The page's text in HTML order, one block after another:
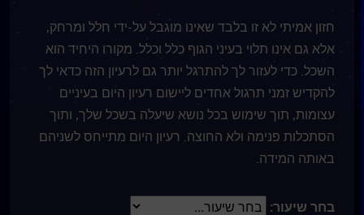
חזון אמיתי לא זו בלבד שאינו מוגבל על-ידי חלל ומרחק,
אלא גם אינו תלוי בעיני הגוף כלל וכלל. מקורו היחיד הוא
השכל. כדי לעזור לך להתרגל יותר גם לרעיון הזה כדאי לך
להקדיש זמני תרגול אחדים ליישום רעיון היום בעיניים
עצומות, תוך שימוש בכל נושא שיעלה בשכל שלך, ותוך
הסתכלות פנימה ולא החוצה. רעיון היום מתייחס לשניהם
באותה המידה.
בחר שיעור: